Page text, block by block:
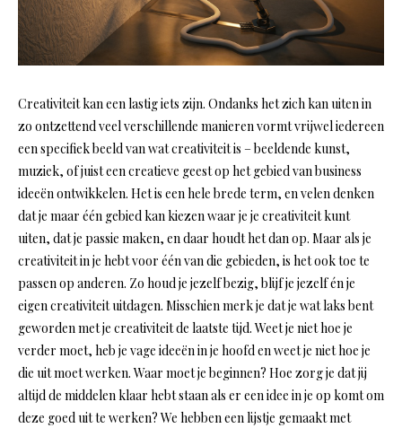
Creativiteit kan een lastig iets zijn. Ondanks het zich kan uiten in
zo ontzettend veel verschillende manieren vormt vrijwel iedereen
een specifiek beeld van wat creativiteit is – beeldende kunst,
muziek, of juist een creatieve geest op het gebied van business
ideeën ontwikkelen. Het is een hele brede term, en velen denken
dat je maar één gebied kan kiezen waar je je creativiteit kunt
uiten, dat je passie maken, en daar houdt het dan op. Maar als je
creativiteit in je hebt voor één van die gebieden, is het ook toe te
passen op anderen. Zo houd je jezelf bezig, blijf je jezelf én je
eigen creativiteit uitdagen. Misschien merk je dat je wat laks bent
geworden met je creativiteit de laatste tijd. Weet je niet hoe je
verder moet, heb je vage ideeën in je hoofd en weet je niet hoe je
die uit moet werken. Waar moet je beginnen? Hoe zorg je dat jij
altijd de middelen klaar hebt staan als er een idee in je op komt om
deze goed uit te werken? We hebben een lijstje gemaakt met